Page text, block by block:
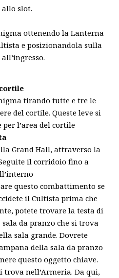
slot.
ottenendo la Lanterna
e posizionandola sulla
tirando tutte e tre le
del cortile. Queste leve si
l’area del cortile
Grand Hall, attraverso la
il corridoio fino a
questo combattimento se
il Cultista prima che
potete trovare la testa di
da pranzo che si trova
sala grande. Dovrete
della sala da pranzo
questo oggetto chiave.
trova nell’Armeria. Da qui,